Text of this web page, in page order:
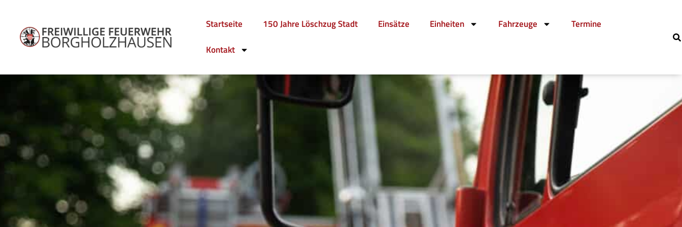
Startseite 150 Jahre Löschzug Stadt Einsätze Einheiten Fahrzeuge
Termine
Kontakt